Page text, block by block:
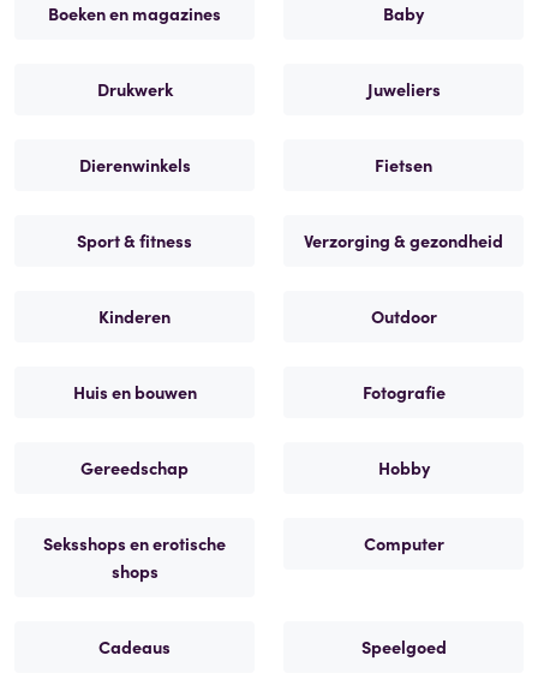
Boeken en magazines Baby
Drukwerk Juweliers
Dierenwinkels Fietsen
Sport & fitness Verzorging & gezondheid
Kinderen Outdoor
Huis en bouwen Fotografie
Gereedschap Hobby
Seksshops en erotische
shops
Computer
Cadeaus Speelgoed